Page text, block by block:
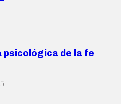
psicológica de la fe